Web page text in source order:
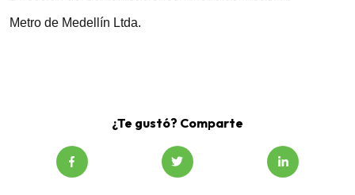
Metro de Medellín Ltda.
¿Te gustó? Comparte